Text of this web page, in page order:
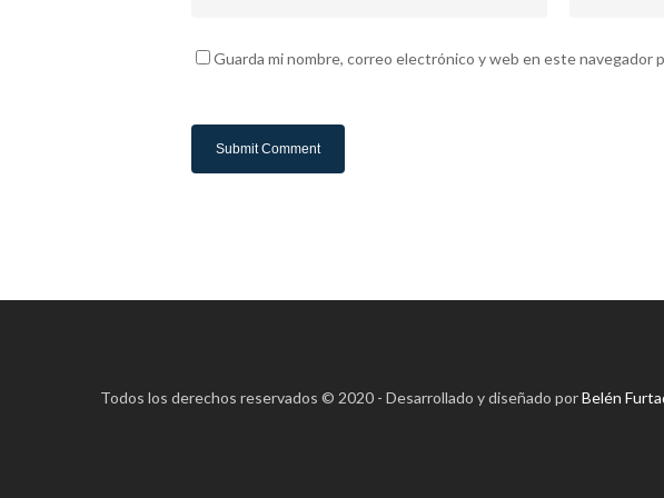
Guarda mi nombre, correo electrónico y web en este navegador
Todos los derechos reservados © 2020 - Desarrollado y diseñado porBelén